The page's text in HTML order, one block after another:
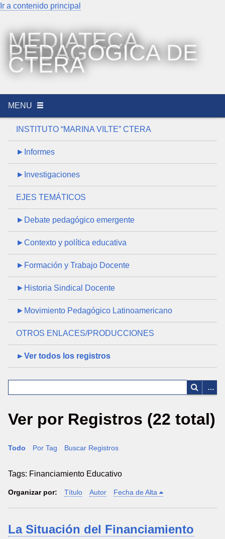
Ir a contenido principal
MEDIATECA
PEDAGÓGICA DE
CTERA
MENU
INSTITUTO “MARINA VILTE” CTERA
►Informes
►Investigaciones
EJES TEMÁTICOS
►Debate pedagógico emergente
►Contexto y política educativa
►Formación y Trabajo Docente
►Historia Sindical Docente
►Movimiento Pedagógico Latinoamericano
OTROS ENLACES/PRODUCCIONES
►Ver todos los registros
Ver por Registros (22 total)
Todo Por Tag Buscar Registros
Tags: Financiamiento Educativo
Organizar por: Título Autor Fecha de Alta
La Situación del Financiamiento